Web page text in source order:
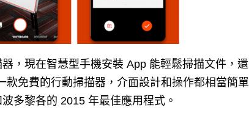
，現在智慧型手機安裝 App 能輕鬆掃描文件，還
款免費的行動掃描器，介面設計和操作都相當簡單
多黎各的 2015 年最佳應用程式。